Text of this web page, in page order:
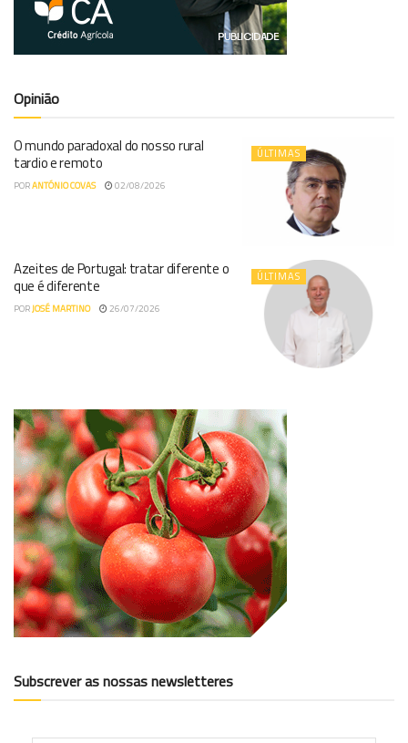
Opinião
ÚLTIMAS
O mundo paradoxal do nosso rural
tardio e remoto
PORANTÓNIO COVAS 02/08/2026
ÚLTIMAS
Azeites de Portugal: tratar diferente o
que é diferente
PORJOSÉ MARTINO 26/07/2026
Subscrever as nossas newsletteres